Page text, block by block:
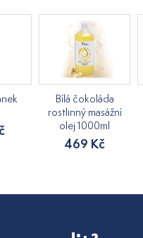
Bílá čokoláda
rostlinný masážní
olej 1000ml
469 Kč